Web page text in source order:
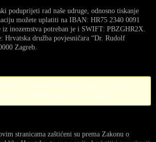
poduprijeti rad naše udruge, odnosno tiskanje
možete uplatiti na IBAN: HR75 2340 0091
iz inozemstva potreban je i SWIFT: PBZGHR2X.
Hrvatska družba povjesničara “Dr. Rudolf
Zagreb.
stranicama zaštićeni su prema Zakonu o